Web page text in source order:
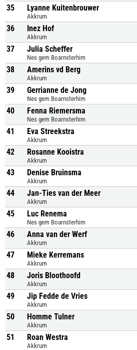
35 Lyanne Kuitenbrouwer
Akkrum
36 Inez Hof
Akkrum
37 Julia Scheffer
Nes gem Boarnsterhim
38 Amerins vd Berg
Akkrum
39 Gerrianne de Jong
Nes gem Boarnsterhim
40 Fenna Riemersma
Nes gem Boarnsterhim
41 Eva Streekstra
Akkrum
42 Rosanne Kooistra
Akkrum
43 Denise Bruinsma
Akkrum
44 Jan-Ties van der Meer
Akkrum
45 Luc Renema
Nes gem Boarnsterhim
46 Anna van der Werf
Akkrum
47 Mieke Kerremans
Akkrum
48 Joris Bloothoofd
Akkrum
49 Jip Fedde de Vries
Akkrum
50 Homme Tulner
Akkrum
51 Roan Westra
Akkrum